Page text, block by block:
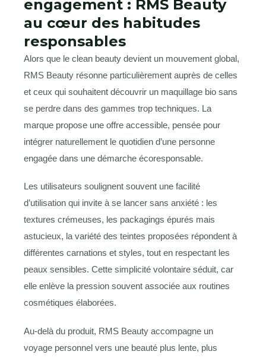
engagement : RMS Beauty
au cœur des habitudes
responsables
Alors que le clean beauty devient un mouvement global,
RMS Beauty résonne particulièrement auprès de celles
et ceux qui souhaitent découvrir un maquillage bio sans
se perdre dans des gammes trop techniques. La
marque propose une offre accessible, pensée pour
intégrer naturellement le quotidien d’une personne
engagée dans une démarche écoresponsable.
Les utilisateurs soulignent souvent une facilité
d’utilisation qui invite à se lancer sans anxiété : les
textures crémeuses, les packagings épurés mais
astucieux, la variété des teintes proposées répondent à
différentes carnations et styles, tout en respectant les
peaux sensibles. Cette simplicité volontaire séduit, car
elle enlève la pression souvent associée aux routines
cosmétiques élaborées.
Au-delà du produit, RMS Beauty accompagne un
voyage personnel vers une beauté plus lente, plus